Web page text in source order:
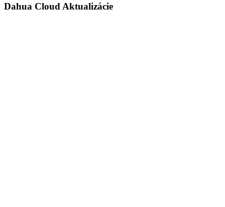
Dahua Cloud Aktualizácie